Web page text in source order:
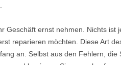
Geschäft ernst nehmen. Nichts ist
reparieren möchten. Diese Art
an. Selbst aus den Fehlern, die